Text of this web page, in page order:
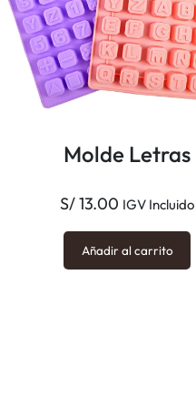
Molde Letras
S/13.00 IGV Incluido
Añadir al carrito